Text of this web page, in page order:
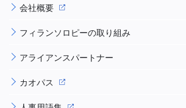
会社概要
フィランソロピーの取り組み
アライアンスパートナー
カオパス